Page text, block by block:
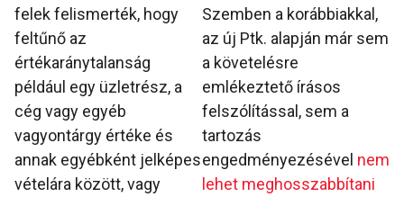
Szemben a korábbiakkal,
az új Ptk. alapján már sem
a követelésre
emlékeztető írásos
felszólítással, sem a
tartozás
engedményezésével nem
lehet meghosszabbítani
felek felismerték, hogy
feltűnő az
értékaránytalanság
például egy üzletrész, a
cég vagy egyéb
vagyontárgy értéke és
annak egyébként jelképes
vételára között, vagy